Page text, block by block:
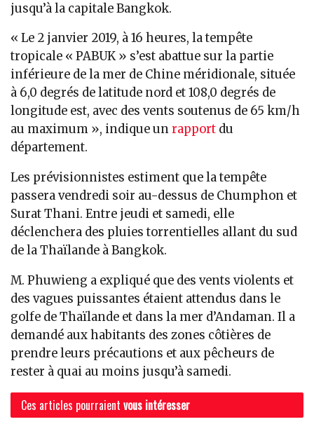
jusqu’à la capitale Bangkok.
« Le 2 janvier 2019, à 16 heures, la tempête
tropicale « PABUK » s’est abattue sur la partie
inférieure de la mer de Chine méridionale, située
à 6,0 degrés de latitude nord et 108,0 degrés de
longitude est, avec des vents soutenus de 65 km/h
au maximum », indique unrapport du
département.
Les prévisionnistes estiment que la tempête
passera vendredi soir au-dessus de Chumphon et
Surat Thani. Entre jeudi et samedi, elle
déclenchera des pluies torrentielles allant du sud
de la Thaïlande à Bangkok.
M. Phuwieng a expliqué que des vents violents et
des vagues puissantes étaient attendus dans le
golfe de Thaïlande et dans la mer d’Andaman. Il a
demandé aux habitants des zones côtières de
prendre leurs précautions et aux pêcheurs de
rester à quai au moins jusqu’à samedi.
Ces articles pourraient vous intéresser